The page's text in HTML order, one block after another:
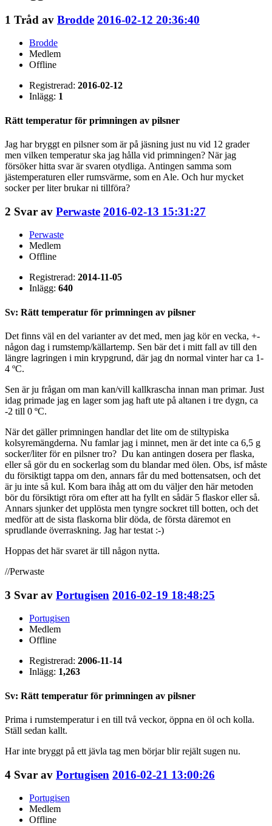
1 Tråd av Brodde 2016-02-12 20:36:40
Brodde
Medlem
Offline
Registrerad: 2016-02-12
Inlägg: 1
Rätt temperatur för primningen av pilsner
Jag har bryggt en pilsner som är på jäsning just nu vid 12 grader
men vilken temperatur ska jag hålla vid primningen? När jag
försöker hitta svar är svaren otydliga. Antingen samma som
jästemperaturen eller rumsvärme, som en Ale. Och hur mycket
socker per liter brukar ni tillföra?
2 Svar av Perwaste 2016-02-13 15:31:27
Perwaste
Medlem
Offline
Registrerad: 2014-11-05
Inlägg: 640
Sv: Rätt temperatur för primningen av pilsner
Det finns väl en del varianter av det med, men jag kör en vecka, +-
någon dag i rumstemp/källartemp. Sen bär det i mitt fall av till den
längre lagringen i min krypgrund, där jag dn normal vinter har ca 1-
4 ºC.
Sen är ju frågan om man kan/vill kallkrascha innan man primar. Just
idag primade jag en lager som jag haft ute på altanen i tre dygn, ca
-2 till 0 ºC.
När det gäller primningen handlar det lite om de stiltypiska
kolsyremängderna. Nu famlar jag i minnet, men är det inte ca 6,5 g
socker/liter för en pilsner tro? Du kan antingen dosera per flaska,
eller så gör du en sockerlag som du blandar med ölen. Obs, isf måste
du försiktigt tappa om den, annars får du med bottensatsen, och det
är ju inte så kul. Kom bara ihåg att om du väljer den här metoden
bör du försiktigt röra om efter att ha fyllt en sådär 5 flaskor eller så.
Annars sjunker det upplösta men tyngre sockret till botten, och det
medför att de sista flaskorna blir döda, de första däremot en
sprudlande överraskning. Jag har testat :-)
Hoppas det här svaret är till någon nytta.
//Perwaste
3 Svar av Portugisen 2016-02-19 18:48:25
Portugisen
Medlem
Offline
Registrerad: 2006-11-14
Inlägg: 1,263
Sv: Rätt temperatur för primningen av pilsner
Prima i rumstemperatur i en till två veckor, öppna en öl och kolla.
Ställ sedan kallt.
Har inte bryggt på ett jävla tag men börjar blir rejält sugen nu.
4 Svar av Portugisen 2016-02-21 13:00:26
Portugisen
Medlem
Offline